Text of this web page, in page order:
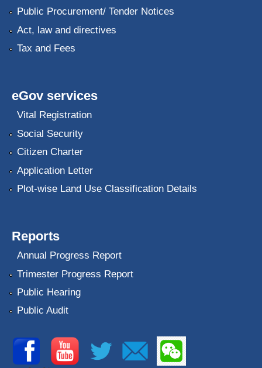
Public Procurement/ Tender Notices
Act, law and directives
Tax and Fees
eGov services
Vital Registration
Social Security
Citizen Charter
Application Letter
Plot-wise Land Use Classification Details
Reports
Annual Progress Report
Trimester Progress Report
Public Hearing
Public Audit